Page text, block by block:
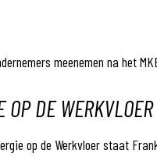
meenemen na het
OP DE WERKVLOER
op de Werkvloer staat